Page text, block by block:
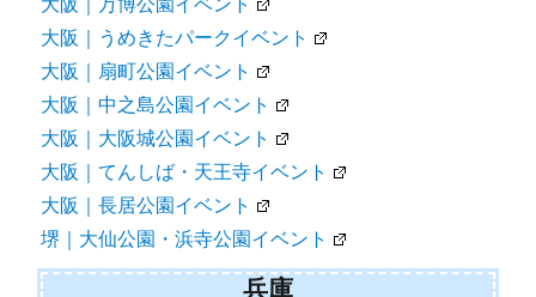
大阪
大阪イベント
大阪｜万博公園イベント
大阪｜うめきたパークイベント
大阪｜扇町公園イベント
大阪｜中之島公園イベント
大阪｜大阪城公園イベント
大阪｜てんしば・天王寺イベント